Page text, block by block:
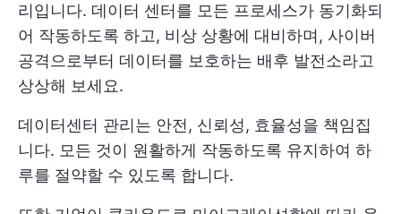
리입니다. 데이터 센터를 모든 프로세스가 동기화되
어 작동하도록 하고, 비상 상황에 대비하며, 사이버
공격으로부터 데이터를 보호하는 배후 발전소라고
상상해 보세요.
데이터센터 관리는 안전, 신뢰성, 효율성을 책임집
니다. 모든 것이 원활하게 작동하도록 유지하여 하
루를 절약할 수 있도록 합니다.